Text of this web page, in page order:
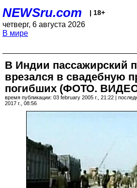
NEWSru.com | 18+
четверг, 6 августа 2026
В мире
В Индии пассажирский
врезался в свадебную
погибших (ФОТО.
время публикации: 03 february 2005 г., 21:22 |
2017 г., 08:56